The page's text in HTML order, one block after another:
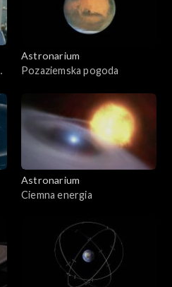
Astronarium
Pozaziemska pogoda
Astronarium
Ciemna energia